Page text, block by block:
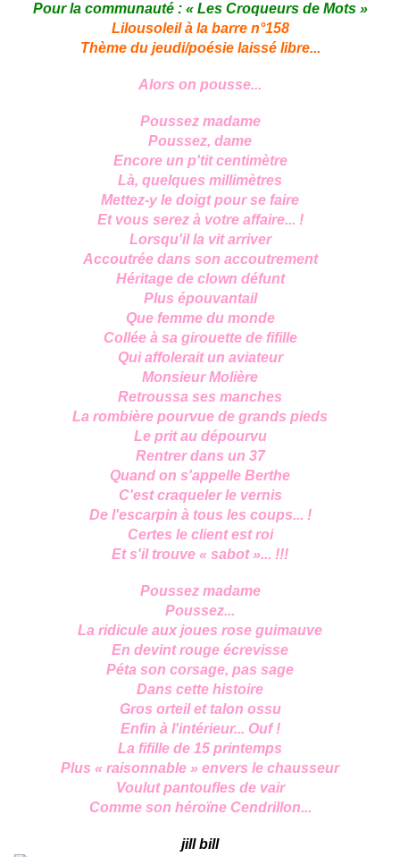
Pour la communauté : « Les Croqueurs de Mots »
Lilousoleilà la barre n°158
Thème du jeudi/poésie laissé libre...
Alors on pousse...
Poussez madame
Poussez, dame
Encore un p'tit centimètre
Là, quelques millimètres
Mettez-y le doigt pour se faire
Et vous serez à votre affaire... !
Lorsqu'il la vit arriver
Accoutrée dans son accoutrement
Héritage de clown défunt
Plus épouvantail
Que femme du monde
Collée à sa girouette de fifille
Qui affolerait un aviateur
Monsieur Molière
Retroussa ses manches
La rombière pourvue de grands pieds
Le prit au dépourvu
Rentrer dans un 37
Quand on s'appelle Berthe
C'est craqueler le vernis
De l'escarpin à tous les coups... !
Certes le client est roi
Et s'il trouve « sabot »... !!!
Poussez madame
Poussez...
La ridicule aux joues rose guimauve
En devint rouge écrevisse
Péta son corsage, pas sage
Dans cette histoire
Gros orteil et talon ossu
Enfin à l'intérieur... Ouf !
La fifille de 15 printemps
Plus « raisonnable » envers le chausseur
Voulut pantoufles de vair
Comme son héroïne Cendrillon...
jill bill